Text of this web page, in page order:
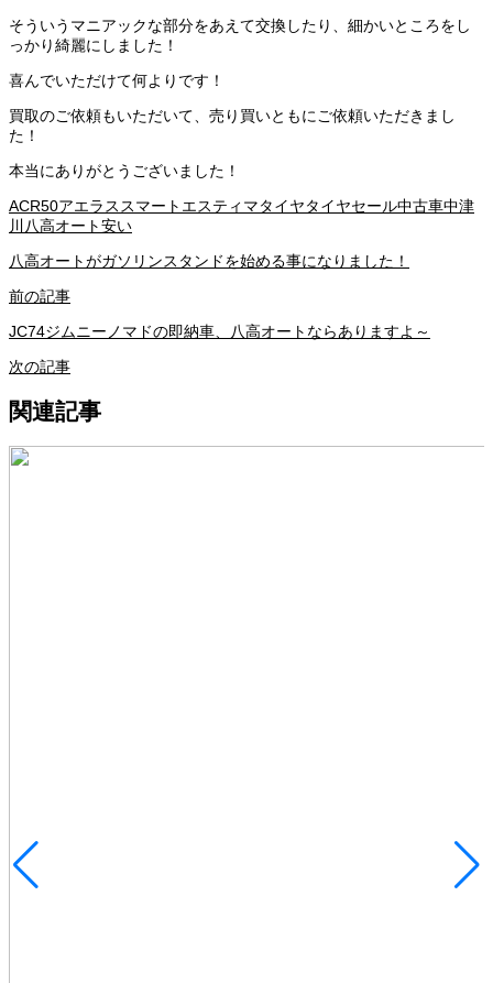
そういうマニアックな部分をあえて交換したり、細かいところをし
っかり綺麗にしました！
喜んでいただけて何よりです！
買取のご依頼もいただいて、売り買いともにご依頼いただきまし
た！
本当にありがとうございました！
ACR50アエラススマート エスティマタイヤタイヤセール中古車中津
川 八高オート安い
八高オートがガソリンスタンドを始める事になりました！
前の記事
JC74ジムニーノマドの即納車、八高オートならありますよ～
次の記事
関連記事